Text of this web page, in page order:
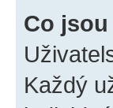
Co
Každý